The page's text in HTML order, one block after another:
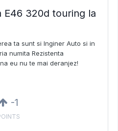
E46 320d touring la
ta sunt si Inginer Auto si in
numita Rezistenta
eu nu te mai deranjez!
-1